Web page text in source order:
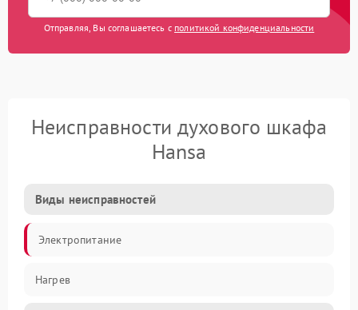
Отправляя, Вы соглашаетесь с политикой конфиденциальности
Неисправности духового шкафа
Hansa
Виды неисправностей
Электропитание
Нагрев